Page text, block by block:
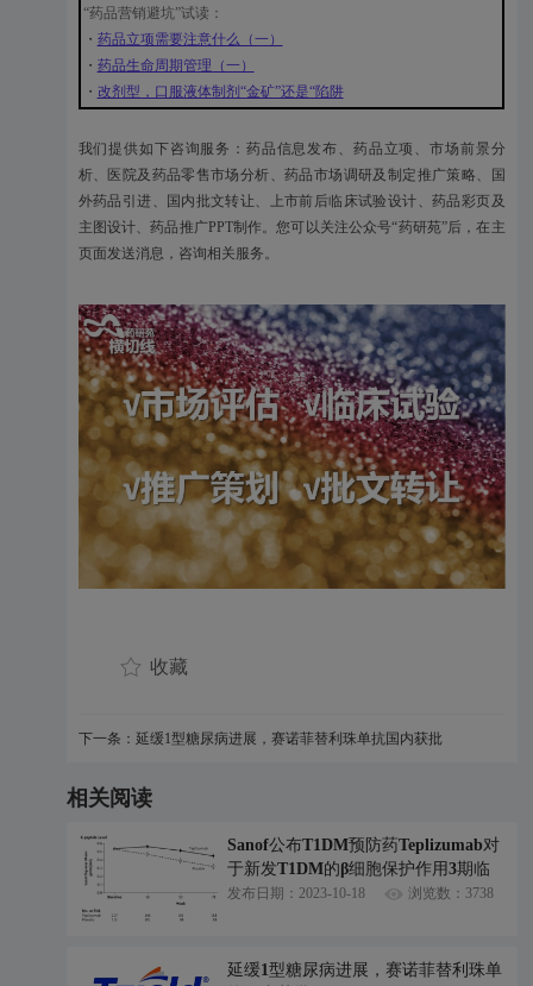
“药品营销避坑”试读：
・ 药品立项需要注意什么（一）
・ 药品生命周期管理（一）
・ 改剂型，口服液体制剂“金矿”还是“陷阱
我们提供如下咨询服务：药品信息发布、药品立项、市场前景分
析、医院及药品零售市场分析、药品市场调研及制定推广策略、国
外药品引进、国内批文转让、上市前后临床试验设计、药品彩页及
主图设计、药品推广PPT制作。您可以关注公众号“药研苑”后，在主
页面发送消息，咨询相关服务。
收藏
下一条：延缓1型糖尿病进展，赛诺菲替利珠单抗国内获批
相关阅读
Sanof公布T1DM预防药Teplizumab对
于新发T1DM的β细胞保护作用3期临
床结果
发布日期：2023-10-18 浏览数：3738
延缓1型糖尿病进展，赛诺菲替利珠单